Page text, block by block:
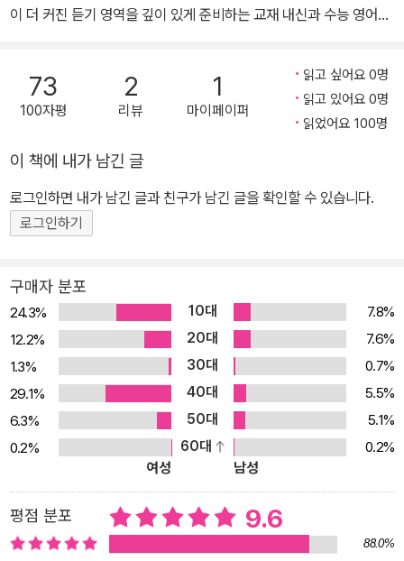
이 더 커진 듣기 영역을 깊이 있게 준비하는 교재 내신과 수능 영어듣
방학 고교영어듣기 교재의 경우 영어듣기에 꼭 필요한 필수 어휘와
표현, 발음 훈련과 상황별 표현연습을 통해 체계적인 듣기 학습이 가
능하며 내신과 수능 영어듣기를 동시에 준비할 수 있도록 함 출제경
분석하고 문제 해결 전략을 제시하여 변화된 2014 대수능의 철저한
대비 듣기 전략 제시 및 듣기 유형 분석 수능 듣기 유형을 분석하고 유
형별로 효과적인 듣기 전략을 단계적으로 제시
73
100자평
2
리뷰
1
마이페이퍼
읽고 싶어요 0명
읽고 있어요 0명
읽었어요 100명
이 책에 내가 남긴 글
로그인하면 내가 남긴 글과 친구가 남긴 글을 확인할 수 있습니다.
로그인하기
구매자 분포
24.3% 10대
7.8%
12.2%
20대
7.6%
1.3%
30대
0.7%
29.1%
40대
5.5%
6.3%
50대
5.1%
0.2%
60대
0.2%
여성
남성
평점 분포 9.6
88.0%